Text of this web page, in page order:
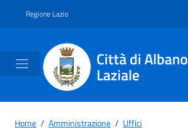
Regione Lazio
Città di Albano
Laziale
Home / Amministrazione / Uffici